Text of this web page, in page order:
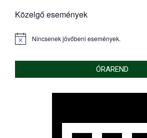
Közelgő események
Notice Nincsenek jövőbeni események.
ÓRAREND